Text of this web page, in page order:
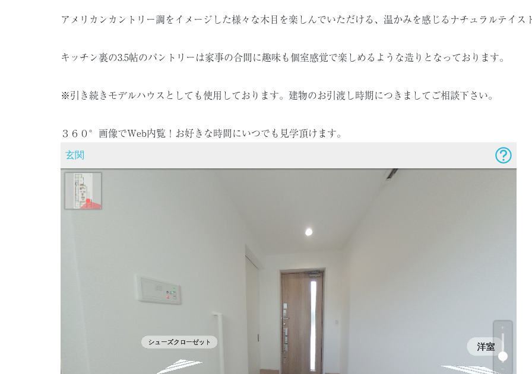
アメリカンカントリー調をイメージした様々な木目を楽しんでいただける、温かみを感じるナチュラルテイス
キッチン裏の3.5帖のパントリーは家事の合間に趣味も個室感覚で楽しめるような造りとなっております。
※引き続きモデルハウスとしても使用しております。建物のお引渡し時期につきましてご相談下さい。
３６０°画像でWeb内覧！お好きな時間にいつでも見学頂けます。